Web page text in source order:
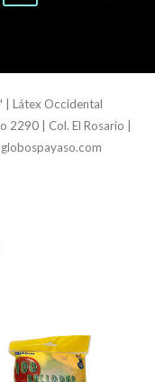
| Látex Occidental
2290 | Col. El Rosario |